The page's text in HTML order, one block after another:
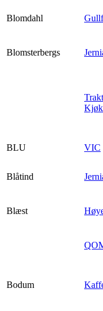
Blomdahl
Blomsterbergs
BLU
VIC
Blåtind
Blæst
Bodum